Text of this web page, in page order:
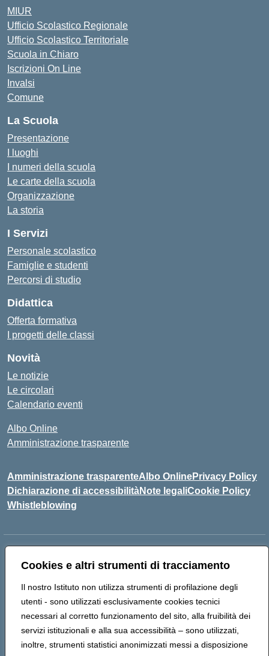
Cookies e altri strumenti di tracciamento
Il nostro Istituto non utilizza strumenti di profilazione degli
utenti - sono utilizzati esclusivamente cookies tecnici
necessari al corretto funzionamento del sito, alla fruibilità dei
servizi istituzionali e alla sua accessibilità – sono utilizzati,
inoltre, strumenti statistici anonimizzati messi a disposizione
MIUR
Ufficio Scolastico Regionale
Ufficio Scolastico Territoriale
Scuola in Chiaro
Iscrizioni On Line
Invalsi
Comune
La Scuola
Presentazione
I luoghi
I numeri della scuola
Le carte della scuola
Organizzazione
La storia
I Servizi
Personale scolastico
Famiglie e studenti
Percorsi di studio
Didattica
Offerta formativa
I progetti delle classi
Novità
Le notizie
Le circolari
Calendario eventi
Albo Online
Amministrazione trasparente
Amministrazione trasparenteAlbo OnlinePrivacy Policy
Dichiarazione di accessibilitàNote legaliCookie Policy
Whistleblowing
Centralino:0823435949 Email:ceic8av00r@istruzione.it
Codice fiscale: 93086020612
Codice meccanografico: CEIC8AV00R